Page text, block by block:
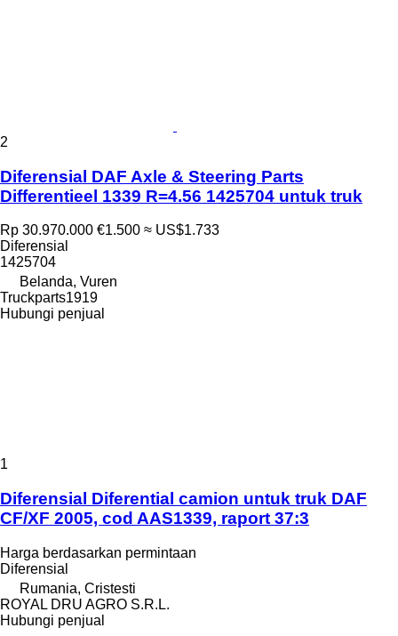
2
Diferensial DAF Axle & Steering Parts
Differentieel 1339 R=4.56 1425704 untuk truk
Rp 30.970.000 €1.500 ≈ US$1.733
Diferensial
1425704
Belanda, Vuren
Truckparts1919
Hubungi penjual
1
Diferensial Diferential camion untuk truk DAF
CF/XF 2005, cod AAS1339, raport 37:3
Harga berdasarkan permintaan
Diferensial
Rumania, Cristesti
ROYAL DRU AGRO S.R.L.
Hubungi penjual